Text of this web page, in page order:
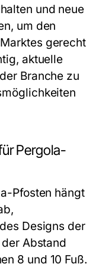
und neue
um den
gerecht
aktuelle
Branche zu
Pergola-
Pfosten hängt
Designs der
Abstand
8 und 10 Fuß.